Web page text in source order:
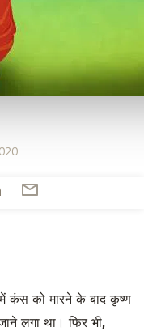
कंस को मारने के बाद कृष्ण
लगा था। फिर भी,